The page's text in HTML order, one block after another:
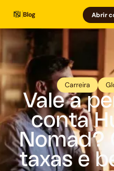
Blog Abrir
Carreira
Vale a
conta
Nomad?
taxas e